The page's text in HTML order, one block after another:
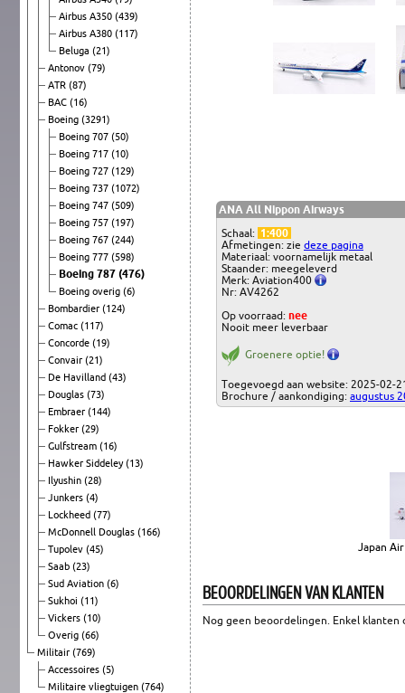
Airbus A350 (439)
Airbus A380 (117)
Beluga (21)
Antonov (79)
ATR (87)
BAC (16)
Boeing (3291)
Boeing 707 (50)
Boeing 717 (10)
Boeing 727 (129)
Boeing 737 (1072)
Boeing 747 (509)
Boeing 757 (197)
Boeing 767 (244)
Boeing 777 (598)
Boeing 787 (476)
Boeing overig (6)
Bombardier (124)
Comac (117)
Concorde (19)
Convair (21)
De Havilland (43)
Douglas (73)
Embraer (144)
Fokker (29)
Gulfstream (16)
Hawker Siddeley(13)
Ilyushin (28)
Junkers (4)
Lockheed (77)
McDonnell Douglas (166)
Tupolev (45)
Saab (23)
Sud Aviation (6)
Sukhoi (11)
Vickers (10)
Overig (66)
Militair (769)
Accessoires (5)
Militaire vliegtuigen (764)
ANA All Nippon Airways
Schaal: 1:400
Afmetingen: zie deze pagina
Materiaal: voornamelijk metaal
Staander: meegeleverd
Merk: Aviation400
Nr: AV4262
Op voorraad: nee
Nooit meer leverbaar
Groenere optie!
Toegevoegd aan website: 2025-02-
Brochure / aankondiging: augustus
Japan
BEOORDELINGEN VAN KLANTEN
Nog geen beoordelingen. Enkel